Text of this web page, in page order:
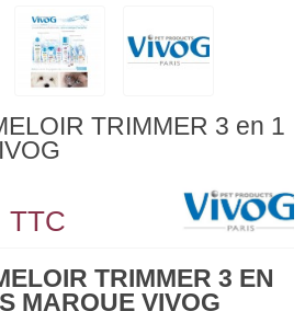
TRIMMER 3 en 1
TTC
TRIMMER 3 EN
MARQUE VIVOG